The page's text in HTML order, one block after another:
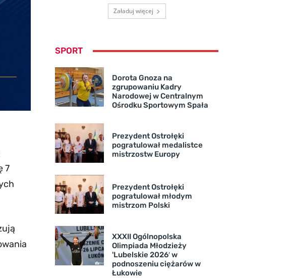
7
Załaduj więcej
SPORT
Dorota Gnoza na
zgrupowaniu Kadry
Narodowej w Centralnym
Ośrodku Sportowym Spała
Prezydent Ostrołęki
pogratulował medalistce
mistrzostw Europy
Prezydent Ostrołęki
pogratulował młodym
mistrzom Polski
XXXII Ogólnopolska
Olimpiada Młodzieży
'Lubelskie 2026′ w
podnoszeniu ciężarów w
Łukowie